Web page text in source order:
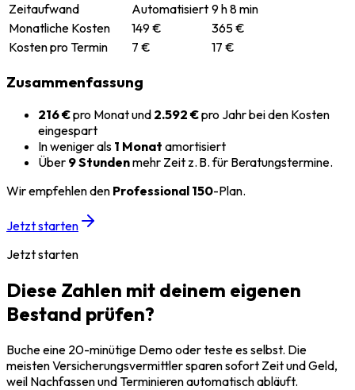
Zeitaufwand
Automatisiert 9 h 8 min
Monatliche Kosten
149 €
365 €
Kosten pro Termin
7 € 17 €
Zusammenfassung
216 €pro Monat und 2.592 €pro Jahr bei den Kosten
eingespart
In weniger als 1 Monat amortisiert
Über 9 Stundenmehr Zeit z. B. für Beratungstermine.
Wir empfehlen den Professional 150-Plan.
Jetzt starten
Jetzt starten
Diese Zahlen mit deinem eigenen
Bestand prüfen?
Buche eine 20-minütige Demo oder teste es selbst. Die
meisten Versicherungsvermittler sparen sofort Zeit und Geld,
weil Nachfassen und Terminieren automatisch abläuft.